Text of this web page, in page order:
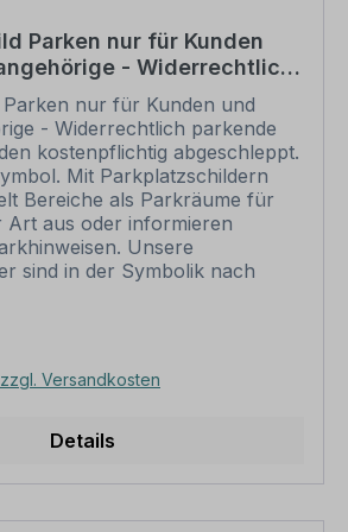
Parken nur für Kunden
- Widerrechtlich
werden
abgeschleppt
nur für Kunden und
- Widerrechtlich parkende
kostenpflichtig abgeschleppt.
Mit Parkplatzschildern
Bereiche als Parkräume für
Art aus oder informieren
Unsere
sind in der Symbolik nach
zur Markierung von privaten
wie auch größeren
Parkhäusern der Städte,
kann als
anderen Schildern. Merkmale
Versandkosten
Details